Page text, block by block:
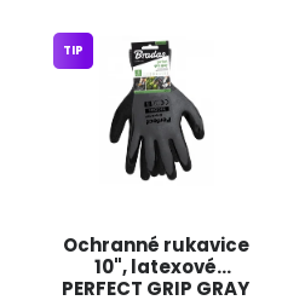
Ochranné rukavice
10", latexové
PERFECT GRIP GRAY
TIP